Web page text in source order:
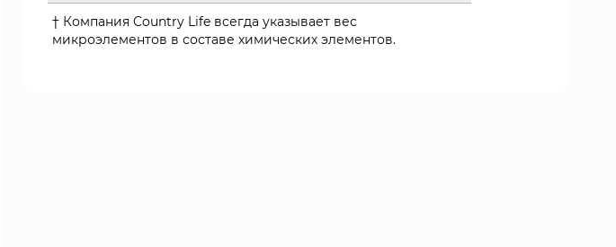
† Компания Country Life всегда указывает вес
микроэлементов в составе химических элементов.